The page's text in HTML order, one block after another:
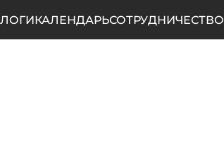
КАЛЕНДАРЬСОТРУДНИЧЕСТВО